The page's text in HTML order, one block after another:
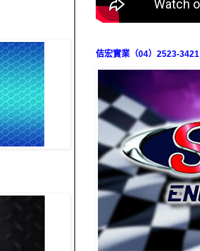
佶宏實業（04）2523-3421